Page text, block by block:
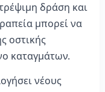
δράση και
μπορεί να
οστικής
καταγμάτων.
νέους